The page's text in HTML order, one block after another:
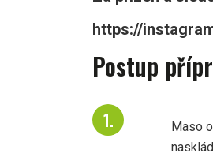
https://
Postup
Maso